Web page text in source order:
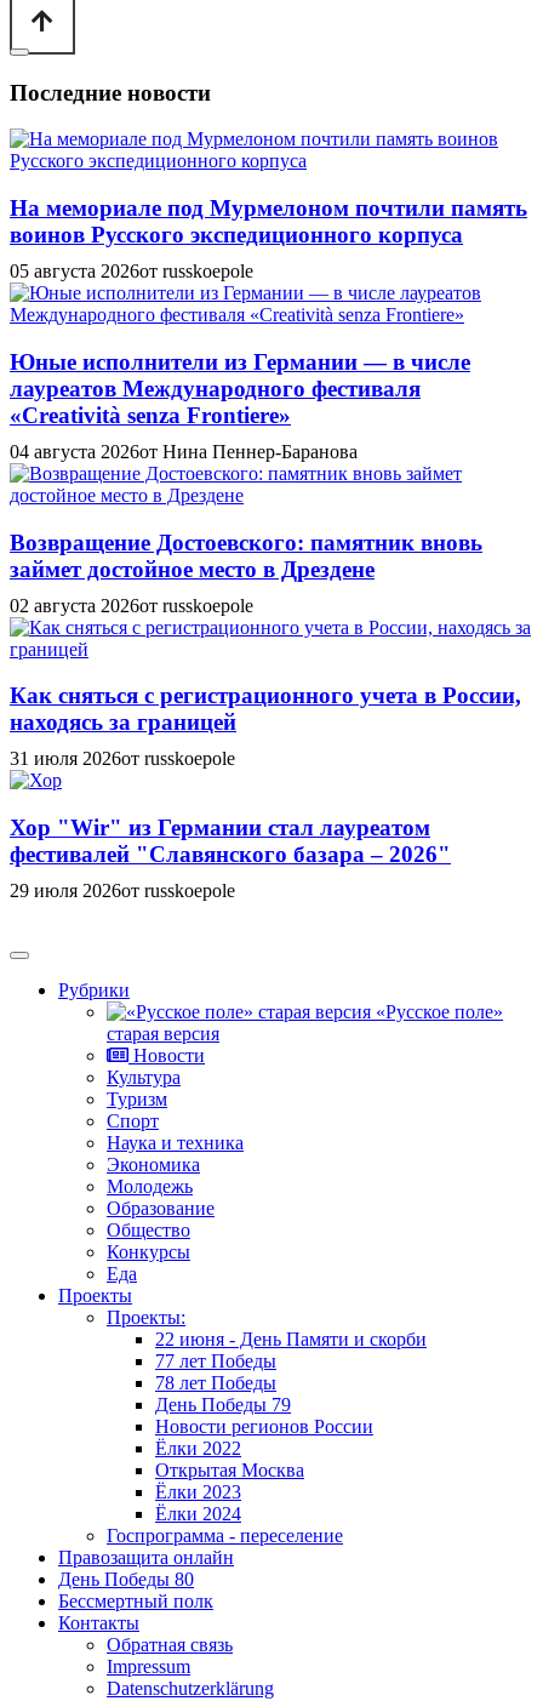
Последние новости
На мемориале под Мурмелоном почтили память
воинов Русского экспедиционного корпуса
05 августа 2026от russkoepole
Юные исполнители из Германии — в числе
лауреатов Международного фестиваля
«Creatività senza Frontiere»
04 августа 2026от Нина Пеннер-Баранова
Возвращение Достоевского: памятник вновь
займет достойное место в Дрездене
02 августа 2026от russkoepole
Как сняться с регистрационного учета в России,
находясь за границей
31 июля 2026от russkoepole
Хор "Wir" из Германии стал лауреатом
фестивалей "Славянского базара – 2026"
29 июля 2026от russkoepole
Рубрики
«Русское поле»
старая версия
Новости
Культура
Туризм
Спорт
Наука и техника
Экономика
Молодежь
Образование
Общество
Конкурсы
Еда
Проекты
Проекты:
22 июня - День Памяти и скорби
77 лет Победы
78 лет Победы
День Победы 79
Новости регионов России
Ёлки 2022
Открытая Москва
Ёлки 2023
Ёлки 2024
Госпрограмма - переселение
Правозащита онлайн
День Победы 80
Бессмертный полк
Контакты
Обратная связь
Impressum
Datenschutzerklärung